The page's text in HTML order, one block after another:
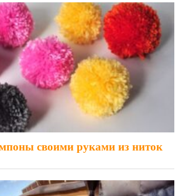
своими руками из ниток